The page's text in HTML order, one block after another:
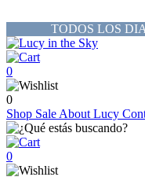
TODOS LOS
0
0
Shop Sale About Lucy
0